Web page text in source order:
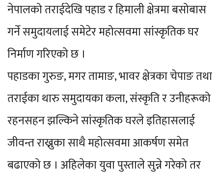
नेपालको तराईदेखि पहाड र हिमाली क्षेत्रमा बसोबास
गर्ने समुदायलाई समेटेर महोत्सवमा सांस्कृतिक घर
निर्माण गरिएको छ ।
पहाडका गुरुङ, मगर तामाङ, भावर क्षेत्रका चेपाङ तथा
तराईका थारु समुदायका कला, संस्कृति र उनीहरूको
रहनसहन झल्किने सांस्कृतिक घरले इतिहासलाई
जीवन्त राख्नुका साथै महोत्सवमा आकर्षण समेत
बढाएको छ । अहिलेका युवा पुस्ताले सुन्ने गरेको तर